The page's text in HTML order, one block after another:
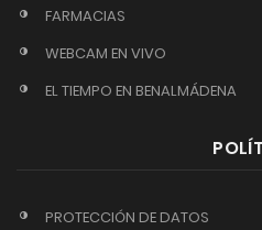
FARMACIAS
WEBCAM EN VIVO
EL TIEMPO EN BENALMÁDENA
PROTECCIÓN DE DATOS